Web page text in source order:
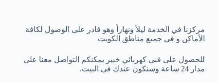
مركزنا في الخدمة ليلاً ونهاراً وهو قادر على الوصول لكافة
الأماكن و في جميع مناطق الكويت
للحصول على فنى كهربائي خبير يمكنكم التواصل معنا على
مدار 24 ساعة وسنكون عندك في البيت.